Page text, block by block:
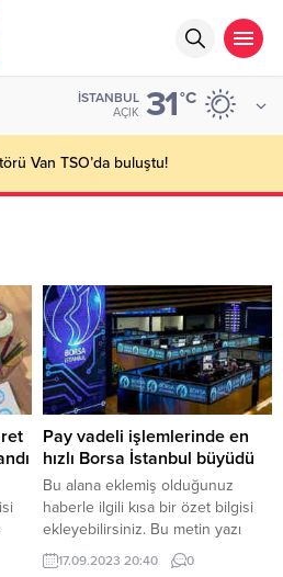
İSTANBUL
AÇIK 31°C
Van TSO’da buluştu!
Pay vadeli işlemlerinde en
hızlı Borsa İstanbul büyüdü
Bu alana eklemiş olduğunuz
haberle ilgili kısa bir özet bilgisi
ekleyebilirsiniz. Bu metin yazı
düzenleme sayfasında “Özet”
bölümünden eklenebilir. Özet
17.09.2023 20:40 0